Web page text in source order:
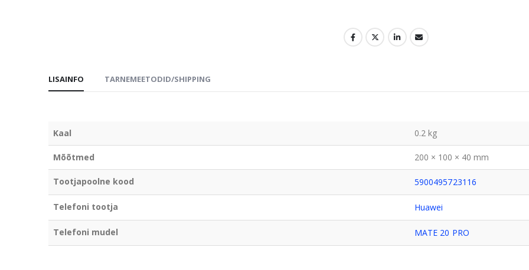
LISAINFO TARNEMEETODID/SHIPPING
Kaal 0.2 kg
Mõõtmed 200 × 100 × 40 mm
Tootjapoolne kood 5900495723116
Telefoni tootja Huawei
Telefoni mudel MATE 20 PRO